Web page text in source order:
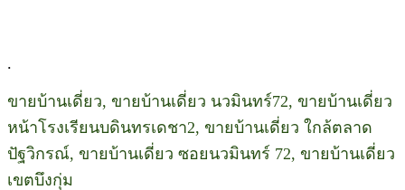
.
ขายบ้านเดี่ยว, ขายบ้านเดี่ยว นวมินทร์72, ขายบ้านเดี่ยว
หน้าโรงเรียนบดินทรเดชา2, ขายบ้านเดี่ยว ใกล้ตลาด
ปัฐวิกรณ์, ขายบ้านเดี่ยว ซอยนวมินทร์ 72, ขายบ้านเดี่ยว
เขตบึงกุ่ม